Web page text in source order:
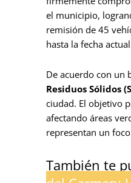
el municipio,
remisión de 45
hasta la fecha
De acuerdo con un
Residuos Sólidos
ciudad. El objetivo
afectando áreas
representan un
También te